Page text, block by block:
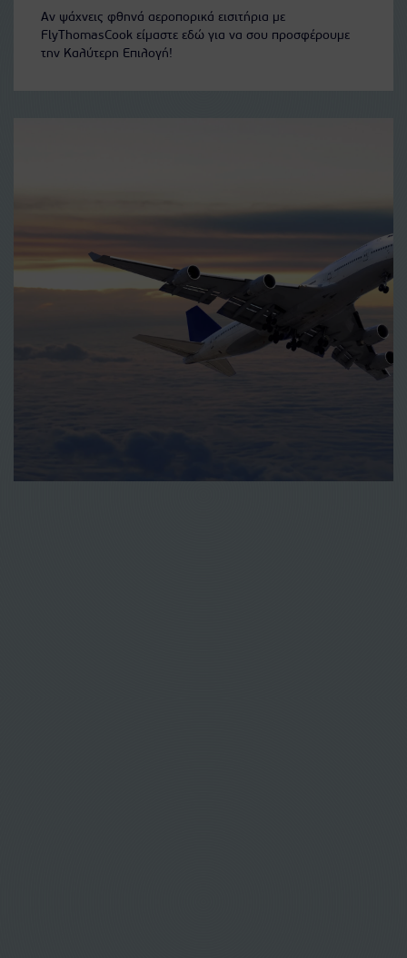
Αν ψάχνεις φθηνά αεροπορικά εισιτήρια με
FlyThomasCook είμαστε εδώ για να σου προσφέρουμε
την Καλύτερη Επιλογή!